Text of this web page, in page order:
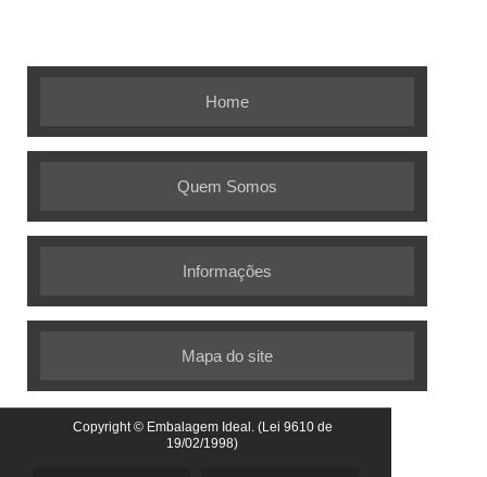
Home
Quem Somos
Informações
Mapa do site
Copyright © Embalagem Ideal. (Lei 9610 de
19/02/1998)